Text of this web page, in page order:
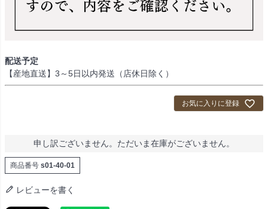
配送予定
【産地直送】3～5日以内発送（店休日除く）
お気に入りに登録
申し訳ございません。ただいま在庫がございません。
商品番号 s01-40-01
レビューを書く